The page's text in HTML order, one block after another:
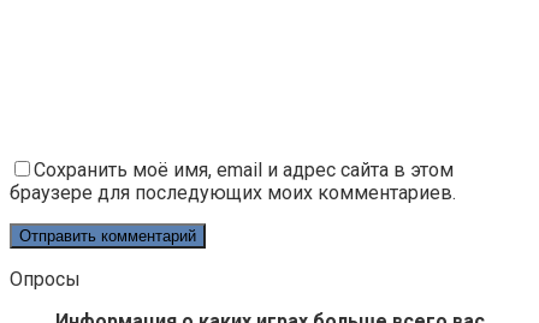
Сохранить моё имя, email и адрес сайта в этом
браузере для последующих моих комментариев.
Опросы